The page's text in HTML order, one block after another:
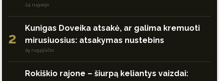
24 rugsėjo
2
Kunigas Doveika atsakė, ar galima kremuoti
mirusiuosius: atsakymas nustebins
29 rugpjūčio
Rokiškio rajone – šiurpą keliantys vaizdai: